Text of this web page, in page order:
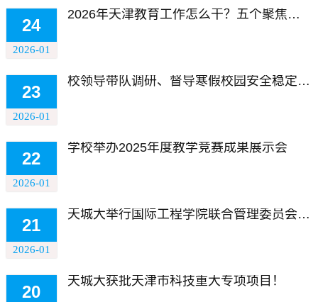
24
2026-01
2026年天津教育工作怎么干？五个聚焦，带你了解——
23
2026-01
校领导带队调研、督导寒假校园安全稳定工作
22
2026-01
学校举办2025年度教学竞赛成果展示会
21
2026-01
天城大举行国际工程学院联合管理委员会和学术委员会第五次会议
20
天城大获批天津市科技重大专项项目！